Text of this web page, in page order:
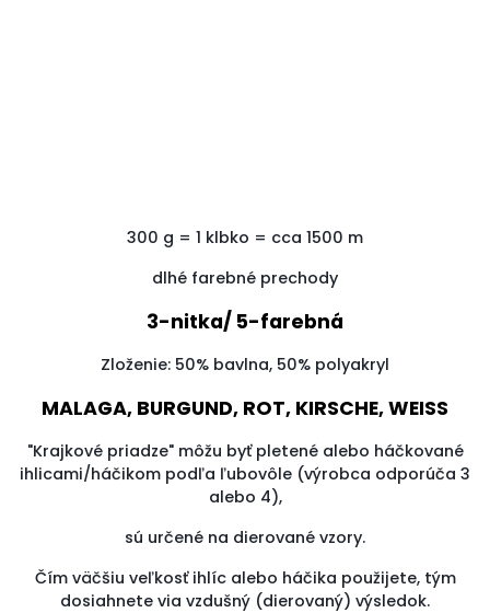
300 g = 1 klbko = cca 1500 m
dlhé farebné prechody
3-nitka/ 5-farebná
Zloženie: 50% bavlna, 50% polyakryl
MALAGA, BURGUND, ROT, KIRSCHE, WEISS
"Krajkové priadze" môžu byť pletené alebo háčkované
ihlicami/háčikom podľa ľubovôle (výrobca odporúča 3
alebo 4),
sú určené na dierované vzory.
Čím väčšiu veľkosť ihlíc alebo háčika použijete, tým
dosiahnete via vzdušný (dierovaný) výsledok.